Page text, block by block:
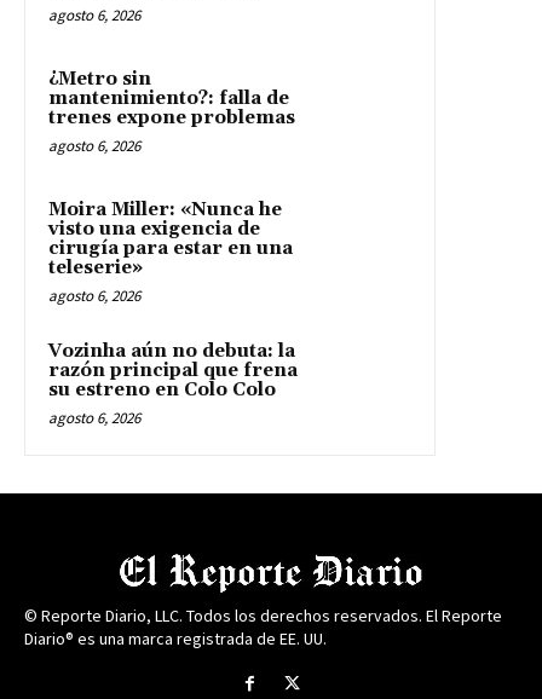
agosto 6, 2026
¿Metro sin
mantenimiento?: falla de
trenes expone problemas
agosto 6, 2026
Moira Miller: «Nunca he
visto una exigencia de
cirugía para estar en una
teleserie»
agosto 6, 2026
Vozinha aún no debuta: la
razón principal que frena
su estreno en Colo Colo
agosto 6, 2026
© Reporte Diario, LLC. Todos los derechos reservados. El Reporte
Diario® es una marca registrada de EE. UU.